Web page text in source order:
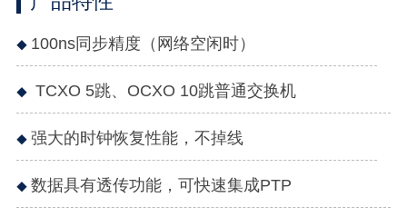
100ns同步精度（网络空闲时）
TCXO 5跳、OCXO 10跳普通交换机
强大的时钟恢复性能，不掉线
数据具有透传功能，可快速集成PTP